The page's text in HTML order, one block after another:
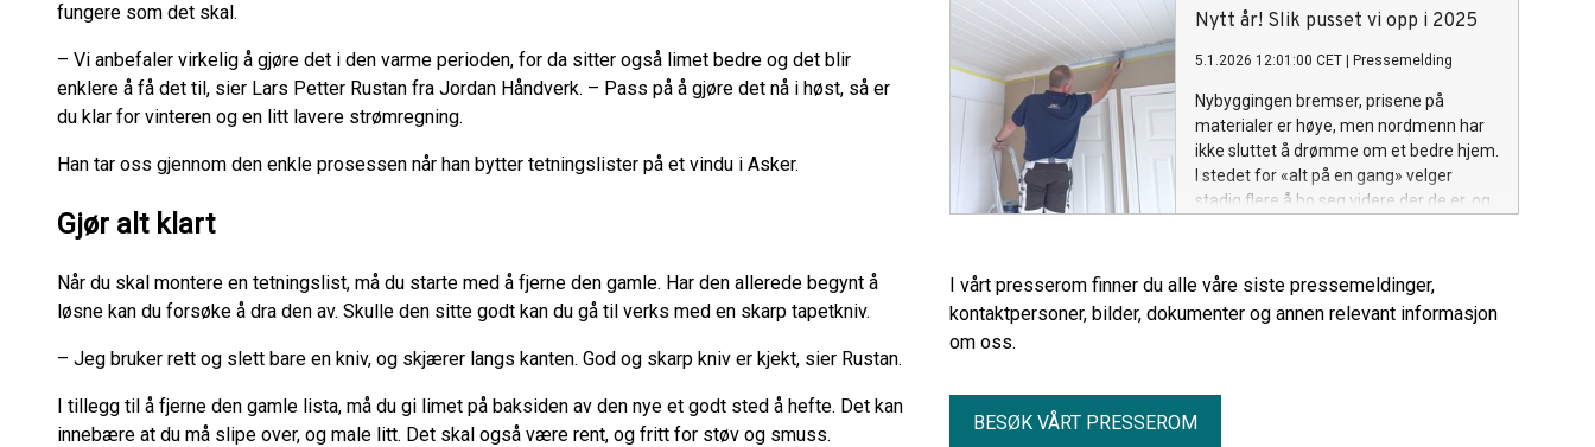
fungere som det skal.
– Vi anbefaler virkelig å gjøre det i den varme perioden, for da sitter også limet bedre og det blir
enklere å få det til, sier Lars Petter Rustan fra Jordan Håndverk. – Pass på å gjøre det nå i høst, så er
du klar for vinteren og en litt lavere strømregning.
Han tar oss gjennom den enkle prosessen når han bytter tetningslister på et vindu i Asker.
Gjør alt klart
Når du skal montere en tetningslist, må du starte med å fjerne den gamle. Har den allerede begynt å
løsne kan du forsøke å dra den av. Skulle den sitte godt kan du gå til verks med en skarp tapetkniv.
– Jeg bruker rett og slett bare en kniv, og skjærer langs kanten. God og skarp kniv er kjekt, sier Rustan.
I tillegg til å fjerne den gamle lista, må du gi limet på baksiden av den nye et godt sted å hefte. Det kan
innebære at du må slipe over, og male litt. Det skal også være rent, og fritt for støv og smuss.
negativt.
Nytt år! Slik pusset vi opp i 2025
5.1.2026 12:01:00 CET Pressemelding
Nybyggingen bremser, prisene på
materialer er høye, men nordmenn har
ikke sluttet å drømme om et bedre hjem.
I stedet for «alt på en gang» velger
stadig flere å bo seg videre der de er, og
I vårt presserom finner du alle våre siste pressemeldinger,
kontaktpersoner, bilder, dokumenter og annen relevant informasjon
om oss.
BESØK VÅRT PRESSEROM